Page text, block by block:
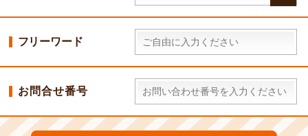
フリーワード
お問合せ番号